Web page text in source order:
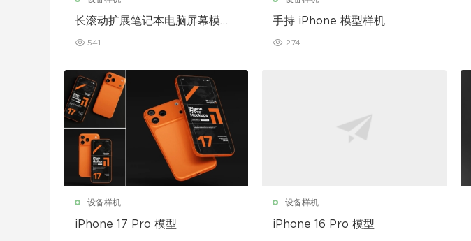
长滚动扩展笔记本电脑屏幕模型
541
手持 iPhone 模型样机
274
设备样机
iPhone 17 Pro 模型
设备样机
iPhone 16 Pro 模型